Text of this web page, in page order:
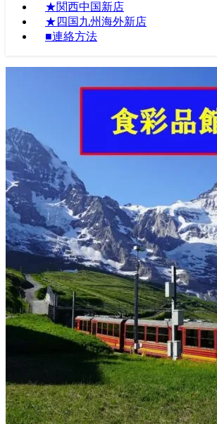
★関西中国新店
★四国九州海外新店
■連絡方法